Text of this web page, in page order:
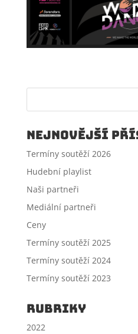
Nejnovější
Termíny soutěží 2026
Hudební playlist
Naši partneři
Mediální partneři
Ceny
Termíny soutěží 2025
Termíny soutěží 2024
Termíny soutěží 2023
Rubriky
2022